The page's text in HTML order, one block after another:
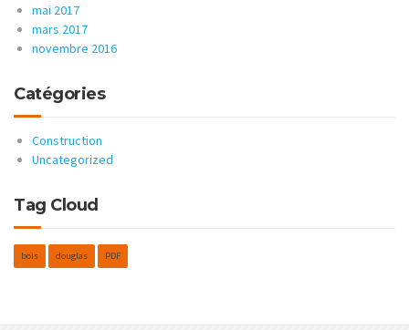
mai 2017
mars 2017
novembre 2016
Catégories
Construction
Uncategorized
Tag Cloud
bois douglas PDF